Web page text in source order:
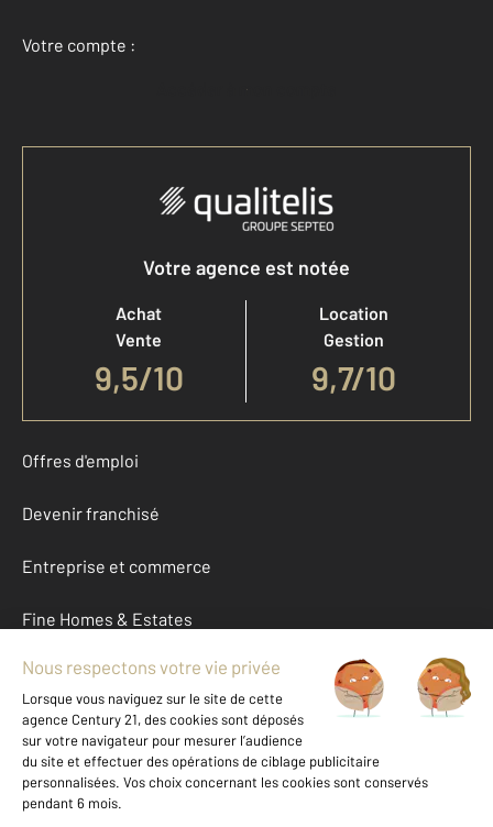
Votre compte :
Accéder à mon compte
Votre agence est notée
Achat
Vente
9,5/10
Location
Gestion
9,7/10
Offres d'emploi
Devenir franchisé
Entreprise et commerce
Fine Homes & Estates
À propos
International
Nous contacter